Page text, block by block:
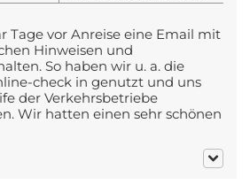
Tage vor Anreise eine Email mit
Hinweisen und
So haben wir u. a. die
check in genutzt und uns
der Verkehrsbetriebe
Wir hatten einen sehr schönen